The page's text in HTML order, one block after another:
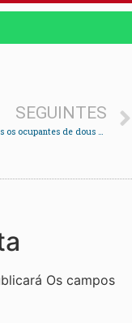
SEGUINTES
Feridos leves os ocupantes de dous vehículos que colidiron na rúa Xosé Manuel Pereira
Os campos